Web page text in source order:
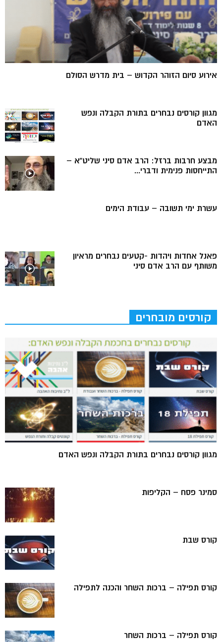
אירוע סיום הזוהר הקדוש – בית מדרש הסולם
מגוון קורסים נבחרים בתורת הקבלה ונפש
האדם
מבצע חרבות ברזל: הרב אדם סיני שליט”א –
התייחסות פנימית ודברי...
עשרת ימי תשובה – עבודת הימים
פאנל אחדות ויהדות -קטעים נבחרים מראיון
משותף עם הרב אדם סיני
קורסים מובחרים
מגוון קורסים נבחרים בתורת הקבלה ונפש האדם
סמינר פסח – הקליפות
קורס שבת
קורס תפילה – ברכות השחר והכנה לתפילה
קורס תפילה – ברכות השחר